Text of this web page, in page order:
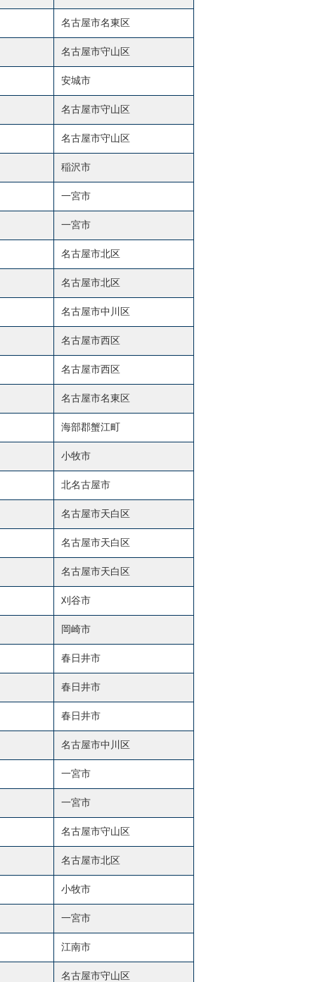
名古屋市名東区
名古屋市守山区
安城市
名古屋市守山区
名古屋市守山区
稲沢市
一宮市
一宮市
名古屋市北区
名古屋市北区
名古屋市中川区
名古屋市西区
名古屋市西区
名古屋市名東区
海部郡蟹江町
小牧市
北名古屋市
名古屋市天白区
名古屋市天白区
名古屋市天白区
刈谷市
岡崎市
春日井市
春日井市
春日井市
名古屋市中川区
一宮市
一宮市
名古屋市守山区
名古屋市北区
小牧市
一宮市
江南市
名古屋市守山区